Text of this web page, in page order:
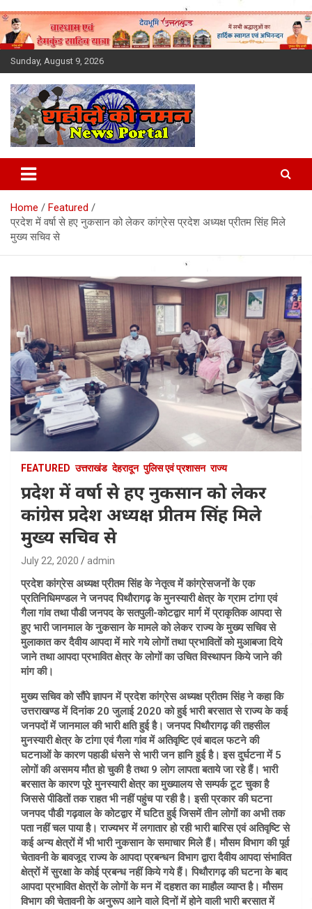
Skip
to
content
Sunday, August 9, 2026
Latest News Today, Breaking
News, Uttarakhand News in
Hindi
Home
Featured
प्रदेश में वर्षा से हए नुकसान को लेकर कांग्रेस प्रदेश अध्यक्ष प्रीतम सिंह मिले
मुख्य सचिव से
FEATURED उत्तराखंड देहरादून पुलिस एवं प्रशासन राज्य
प्रदेश में वर्षा से हए नुकसान को लेकर
कांग्रेस प्रदेश अध्यक्ष प्रीतम सिंह मिले
मुख्य सचिव से
July 22, 2020 admin
प्रदेश कांग्रेस अध्यक्ष प्रीतम सिंह के नेतृत्व में कांग्रेसजनों के एक
प्रतिनिधिमण्डल ने जनपद पिथौरागढ़ के मुनस्यारी क्षेत्र के ग्राम टांगा एवं
गैला गांव तथा पौडी जनपद के सतपुली-कोटद्वार मार्ग में प्राकृतिक आपदा से
हुए भारी जानमाल के नुकसान के मामले को लेकर राज्य के मुख्य सचिव से
मुलाकात कर दैवीय आपदा में मारे गये लोगों तथा प्रभावितों को मुआबजा दिये
जाने तथा आपदा प्रभावित क्षेत्र के लोगों का उचित विस्थापन किये जाने की
मांग की।
मुख्य सचिव को सौंपे ज्ञापन में प्रदेश कांग्रेस अध्यक्ष प्रीतम सिंह ने कहा कि
उत्तराखण्ड में दिनांक 20 जुलाई 2020 को हुई भारी बरसात से राज्य के कई
जनपदों में जानमाल की भारी क्षति हुई है। जनपद पिथौरागढ़ की तहसील
मुनस्यारी क्षेत्र के टांगा एवं गैला गांव में अतिवृष्टि एवं बादल फटने की
घटनाओं के कारण पहाडी धंसने से भारी जन हानि हुई है। इस दुर्घटना में 5
लोगों की असमय मौत हो चुकी है तथा 9 लोग लापता बताये जा रहे हैं। भारी
बरसात के कारण पूरे मुनस्यारी क्षेत्र का मुख्यालय से सम्पर्क टूट चुका है
जिससे पीडितों तक राहत भी नहीं पहुंच पा रही है। इसी प्रकार की घटना
जनपद पौडी गढ़वाल के कोटद्वार में घटित हुई जिसमें तीन लोगों का अभी तक
पता नहीं चल पाया है। राज्यभर में लगातार हो रही भारी बारिस एवं अतिवृष्टि से
कई अन्य क्षेत्रों में भी भारी नुकसान के समाचार मिले हैं। मौसम विभाग की पूर्व
चेतावनी के बावजूद राज्य के आपदा प्रबन्धन विभाग द्वारा दैवीय आपदा संभावित
क्षेत्रों में सुरक्षा के कोई प्रबन्ध नहीं किये गये हैं। पिथौरागढ़ की घटना के बाद
आपदा प्रभावित क्षेत्रों के लोगों के मन में दहशत का माहौल व्याप्त है। मौसम
विभाग की चेतावनी के अनुरूप आने वाले दिनों में होने वाली भारी बरसात में